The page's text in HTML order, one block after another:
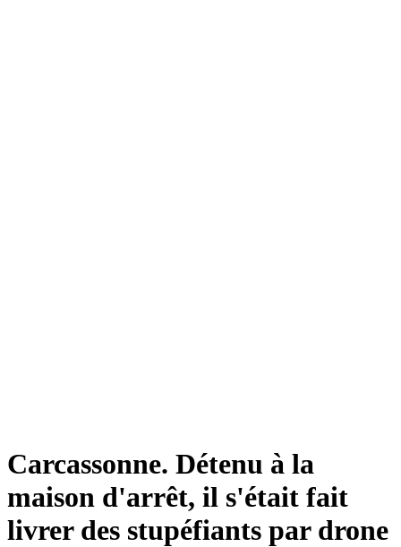
Carcassonne. Détenu à la
maison d'arrêt, il s'était fait
livrer des stupéfiants par drone